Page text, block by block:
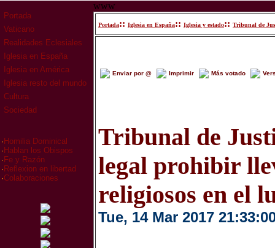
Portada
Vaticano
Realidades Eclesiales
Iglesia en España
Iglesia en América
Iglesia resto del mundo
Cultura
Sociedad
· Homilia Dominical
· Hablan los Obispos
· Fe y Razón
· Reflexion en libertad
·Colaboraciones
www
Portada:: Iglesia en España:: Iglesia y estado:: Tribunal de
Enviar por @ Imprimir Más votado
Tribunal de
legal prohibir
religiosos en el
Tue, 14 Mar 2017